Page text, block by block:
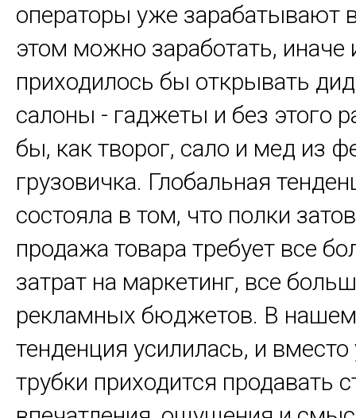
операторы уже зарабатывают
этом можно заработать, иначе
приходилось бы открывать
салоны - гаджеты и без этого
бы, как творог, сало и мед из
грузовичка. Глобальная
состояла в том, что полки
продажа товара требует все
затрат на маркетинг, все
рекламных бюджетов. В
тенденция усилилась, и вместо
трубки приходится продавать